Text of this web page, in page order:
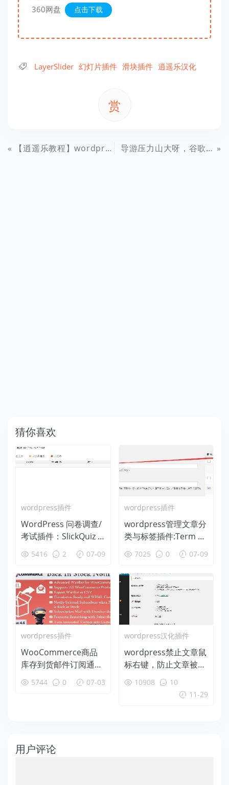
360网盘 点击下载
LayerSlider 幻灯片插件 滑块插件 逍遥乐汉化
赏
【逍遥乐教程】wordpress添加QQ邮箱列表邮箱订阅功能详细教程【图文】 导游压力山大呀，谷歌眼镜迎来“实地旅游”应用！
猜你喜欢
wordpress插件
WordPress 问卷调查/
考试插件：SlickQuiz 1.
3.7.1 最新汉化版免费
下载
5416 2 07-09
wordpress插件
wordpress管理文章分
类与标签插件:Term M
anagement Tools逍遥
乐汉化版中文版免费下
载及使用方法 可批量转
移、合并分类和标签
7025 0 07-09
wordpress插件
WooCommerce商品
库存到货邮件订阅通知
插件：Back In Stock N
otifier逍遥乐汉化中文
5744 0 07-03
wordpress汉化插件
wordpress禁止文章鼠
标右键，防止文章被复
制插件：WP-CopyPro
tect 逍遥乐汉化版免费
10908
10
11-29
用户评论